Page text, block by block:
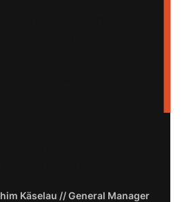
Käselau // General Manager